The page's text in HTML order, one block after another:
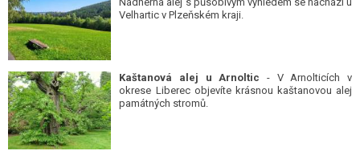
Velhartic v Plzeňském kraji.
Kaštanová alej u Arnoltic - V Arnolticích v
okrese Liberec objevíte krásnou kaštanovou alej
památných stromů.